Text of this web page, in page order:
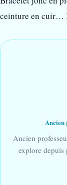
ceinture en cuir…
Ancien
Ancien
explore depuis